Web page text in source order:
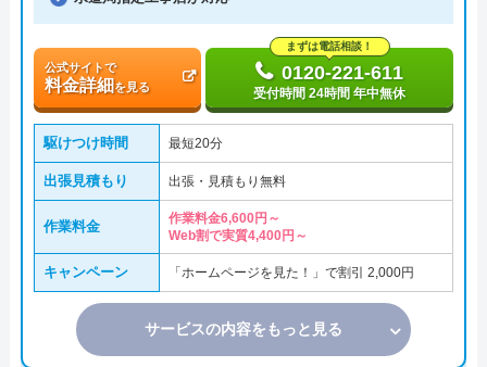
公式サイトで
料金詳細を見る
まずは電話相談！
0120-221-611
受付時間 24時間 年中無休
駆けつけ時間 最短20分
出張見積もり 出張・見積もり無料
作業料金
作業料金6,600円～
Web割で実質4,400円～
キャンペーン 「ホームページを見た！」で割引 2,000円
サービスの内容をもっと見る